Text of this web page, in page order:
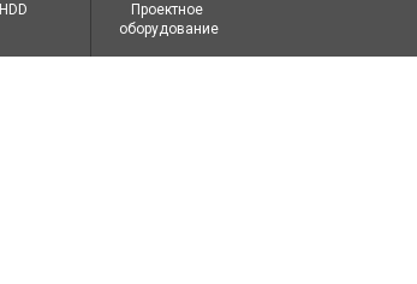
HDD
Проектное
оборудование